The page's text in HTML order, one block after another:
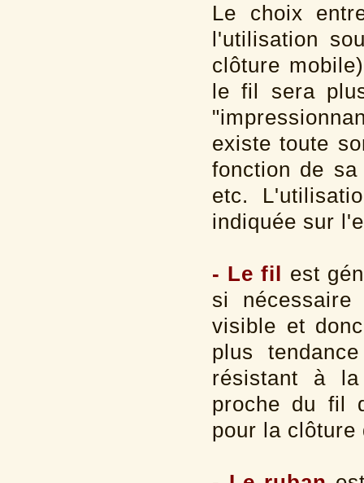
Le choix
l'utilisation
clôture
le fil sera
existe toute
fonction de
etc.
indiquée sur
- Le fil est
si
visible et
plus
résistant à
proche du fil
pour la clôture